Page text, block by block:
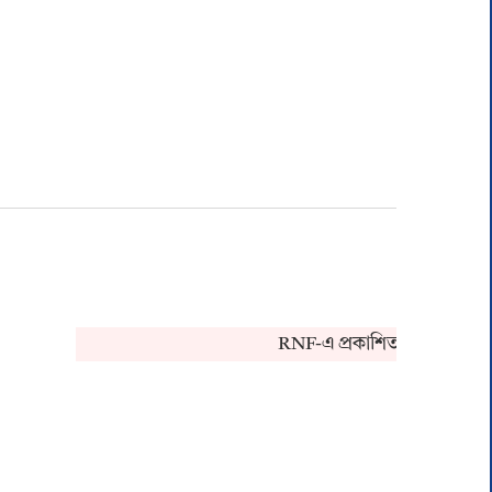
RNF-এ প্রকাশিত খবর সংক্রান্ত